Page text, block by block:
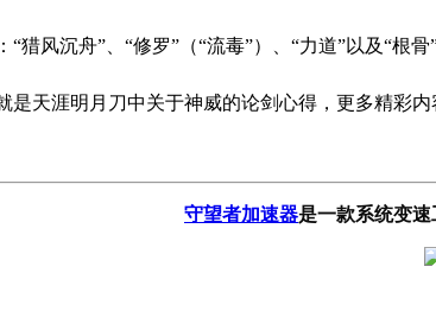
猎风沉舟”、“修罗”（“流毒”）、“力道”以及“根骨”
是天涯明月刀中关于神威的论剑心得，更多精彩
守望者加速器是一款系统变速